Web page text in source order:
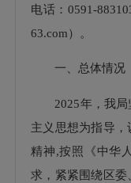
电话：0591-
63.com）。
一、总体情况
2025年，我局
主义思想为指导
精神,按照《中华
求，紧紧围绕区